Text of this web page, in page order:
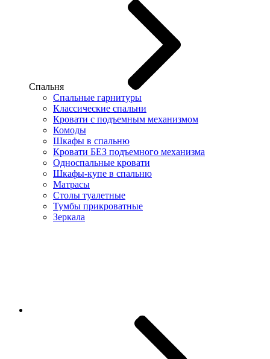
Спальня
Спальные гарнитуры
Классические спальни
Кровати с подъемным механизмом
Комоды
Шкафы в спальню
Кровати БЕЗ подъемного механизма
Односпальные кровати
Шкафы-купе в спальню
Матрасы
Столы туалетные
Тумбы прикроватные
Зеркала